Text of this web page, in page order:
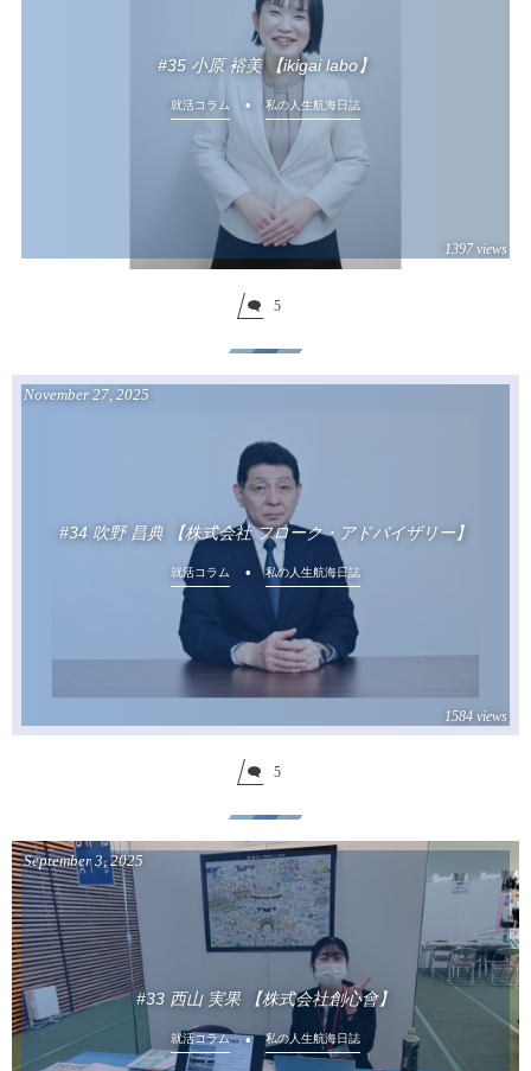
#35 小原 裕美 【ikigai labo】
就活コラム 私の人生航海日誌
1397 views
5
#34 吹野 昌典 【株式会社 フローク・アドバイザリー】
November 27 2025
就活コラム 私の人生航海日誌
1584 views
5
#33 西山 実果 【株式会社創心會】
September 3,2025
就活コラム 私の人生航海日誌